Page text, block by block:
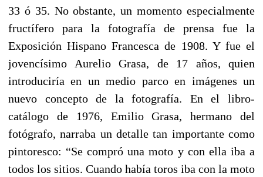
33 ó 35. No obstante, un momento especialmente
fructífero para la fotografía de prensa fue la
Exposición Hispano Francesca de 1908. Y fue el
jovencísimo Aurelio Grasa, de 17 años, quien
introduciría en un medio parco en imágenes un
nuevo concepto de la fotografía. En el libro-
catálogo de 1976, Emilio Grasa, hermano del
fotógrafo, narraba un detalle tan importante como
pintoresco: “Se compró una moto y con ella iba a
todos los sitios. Cuando había toros iba con la moto